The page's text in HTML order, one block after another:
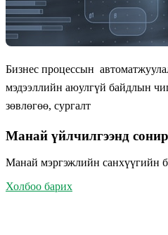
Бизнес процессын
мэдээллийн аюулгүй байдлын
зөвлөгөө, сургалт
Манай үйлчилгээнд
Манай мэргэжлийн санхүүгийн
Холбоо барих